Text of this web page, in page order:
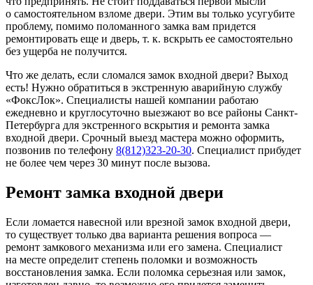
о самостоятельном взломе двери. Этим вы только усугубите
проблему, помимо поломанного замка вам придется
ремонтировать еще и дверь, т. к. вскрыть ее самостоятельно
без ущерба не получится.
Что же делать, если сломался замок входной двери? Выход
есть! Нужно обратиться в экстренную аварийную службу
«ФоксЛок». Специалисты нашей компании работаю
ежедневно и круглосуточно выезжают во все районы Санкт-
Петербурга для экстренного вскрытия и ремонта замка
входной двери. Срочный выезд мастера можно оформить,
позвонив по телефону 8(812)323-20-30. Специалист прибудет
не более чем через 30 минут после вызова.
Ремонт замка входной двери
Если ломается навесной или врезной замок входной двери,
то существует только два варианта решения вопроса —
ремонт замкового механизма или его замена. Специалист
на месте определит степень поломки и возможность
восстановления замка. Если поломка серьезная или замок,